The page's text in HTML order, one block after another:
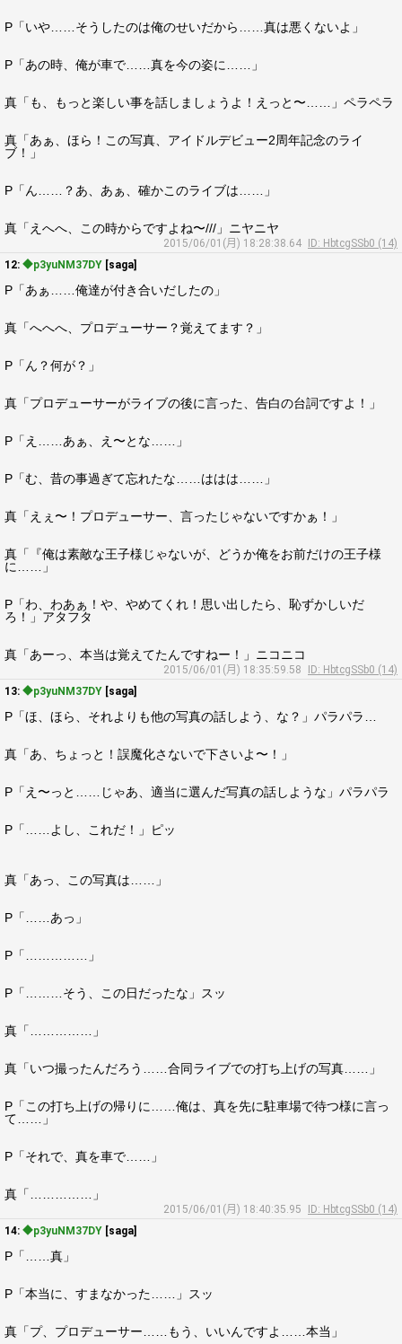
P「いや……そうしたのは俺のせいだから……真は悪くないよ」
P「あの時、俺が車で……真を今の姿に……」
真「も、もっと楽しい事を話しましょうよ！えっと〜……」ペラペラ
真「あぁ、ほら！この写真、アイドルデビュー2周年記念のライ
ブ！」
P「ん……？あ、あぁ、確かこのライブは……」
真「えへへ、この時からですよね〜///」ニヤニヤ
2015/06/01(月) 18:28:38.64
ID: HbtcgSSb0 (14)
12: ◆p3yuNM37DY [saga]
P「あぁ……俺達が付き合いだしたの」
真「へへへ、プロデューサー？覚えてます？」
P「ん？何が？」
真「プロデューサーがライブの後に言った、告白の台詞ですよ！」
P「え……あぁ、え〜とな……」
P「む、昔の事過ぎて忘れたな……ははは……」
真「えぇ〜！プロデューサー、言ったじゃないですかぁ！」
真「『俺は素敵な王子様じゃないが、どうか俺をお前だけの王子様
に……」
P「わ、わあぁ！や、やめてくれ！思い出したら、恥ずかしいだ
ろ！」アタフタ
真「あーっ、本当は覚えてたんですねー！」ニコニコ
2015/06/01(月) 18:35:59.58
ID: HbtcgSSb0 (14)
13: ◆p3yuNM37DY [saga]
P「ほ、ほら、それよりも他の写真の話しよう、な？」パラパラ…
真「あ、ちょっと！誤魔化さないで下さいよ〜！」
P「え〜っと……じゃあ、適当に選んだ写真の話しような」パラパラ
P「……よし、これだ！」ピッ
真「あっ、この写真は……」
P「……あっ」
P「……………」
P「………そう、この日だったな」スッ
真「……………」
真「いつ撮ったんだろう……合同ライブでの打ち上げの写真……」
P「この打ち上げの帰りに……俺は、真を先に駐車場で待つ様に言っ
て……」
P「それで、真を車で……」
真「……………」
2015/06/01(月) 18:40:35.95
ID: HbtcgSSb0 (14)
14: ◆p3yuNM37DY [saga]
P「……真」
P「本当に、すまなかった……」スッ
真「プ、プロデューサー……もう、いいんですよ……本当」